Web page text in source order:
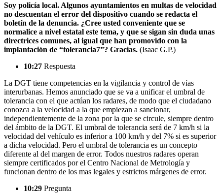
Soy policía local. Algunos ayuntamientos en multas de velocidad
no descuentan el error del dispositivo cuando se redacta el
boletín de la denuncia. ¿Cree usted conveniente que se
normalice a nivel estatal este tema, y que se sigan sin duda unas
directrices comunes, al igual que han promovido con la
implantación de “tolerancia7”? Gracias. (Isaac G.P.)
10:27 Respuesta
La DGT tiene competencias en la vigilancia y control de vías
interurbanas. Hemos anunciado que se va a unificar el umbral de
tolerancia con el que actúan los radares, de modo que el ciudadano
conozca a la velocidad a la que empiezan a sancionar,
independientemente de la zona por la que se circule, siempre dentro
del ámbito de la DGT. El umbral de tolerancia será de 7 km/h si la
velocidad del vehículo es inferior a 100 km/h y del 7% si es superior
a dicha velocidad. Pero el umbral de tolerancia es un concepto
diferente al del margen de error. Todos nuestros radares operan
siempre certificados por el Centro Nacional de Metrología y
funcionan dentro de los mas legales y estrictos márgenes de error.
10:29 Pregunta